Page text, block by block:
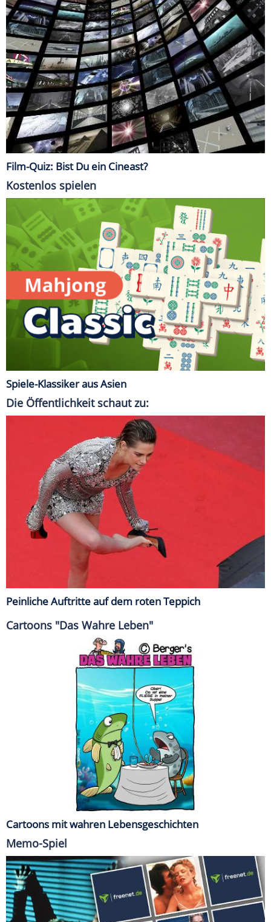
Film-Quiz: Bist Du ein Cineast?
Kostenlos spielen
Spiele-Klassiker aus Asien
Die Öffentlichkeit schaut zu:
Peinliche Auftritte auf dem roten Teppich
Cartoons "Das Wahre Leben"
Cartoons mit wahren Lebensgeschichten
Memo-Spiel